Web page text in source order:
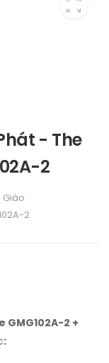
- The
2
Giáo
2
GMG102A-2 +
: